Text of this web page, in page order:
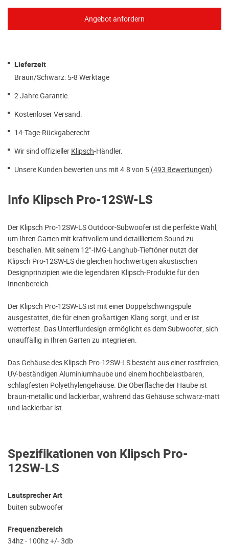
Lieferzeit
Braun/Schwarz: 5-8 Werktage
2 Jahre Garantie.
Kostenloser Versand.
14-Tage-Rückgaberecht.
Wir sind offizieller Klipsch-Händler.
Unsere Kunden bewerten uns mit 4.8 von 5 (493 Bewertungen).
Spezifikationen von Klipsch Pro-
12SW-LS
Lautsprecher Art
buiten subwoofer
Frequenzbereich
34hz - 100hz +/- 3db
Info Klipsch Pro-12SW-LS
Der Klipsch Pro-12SW-LS Outdoor-Subwoofer ist die perfekte Wahl,
um Ihren Garten mit kraftvollem und detailliertem Sound zu
beschallen. Mit seinem 12"-IMG-Langhub-Tieftöner nutzt der
Klipsch Pro-12SW-LS die gleichen hochwertigen akustischen
Designprinzipien wie die legendären Klipsch-Produkte für den
Innenbereich.
Der Klipsch Pro-12SW-LS ist mit einer Doppelschwingspule
ausgestattet, die für einen großartigen Klang sorgt, und er ist
wetterfest. Das Unterflurdesign ermöglicht es dem Subwoofer, sich
unauffällig in Ihren Garten zu integrieren.
Das Gehäuse des Klipsch Pro-12SW-LS besteht aus einer rostfreien,
UV-beständigen Aluminiumhaube und einem hochbelastbaren,
schlagfesten Polyethylengehäuse. Die Oberfläche der Haube ist
braun-metallic und lackierbar, während das Gehäuse schwarz-matt
und lackierbar ist.